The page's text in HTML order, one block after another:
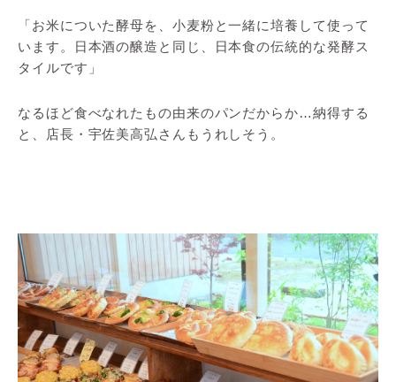
「お米についた酵母を、小麦粉と一緒に培養して使って
います。日本酒の醸造と同じ、日本食の伝統的な発酵ス
タイルです」
なるほど食べなれたもの由来のパンだからか…納得する
と、店長・宇佐美高弘さんもうれしそう。